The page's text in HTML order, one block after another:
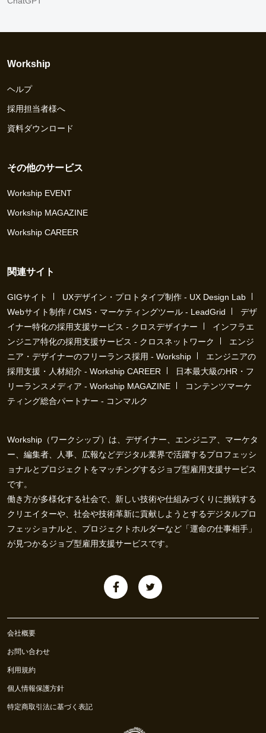
Workship
ヘルプ
採用担当者様へ
資料ダウンロード
その他のサービス
Workship EVENT
Workship MAGAZINE
Workship CAREER
関連サイト
GIGサイト
UXデザイン・プロトタイプ制作 - UX Design Lab
Webサイト制作 / CMS・マーケティングツール - LeadGrid
デザ
イナー特化の採用支援サービス - クロスデザイナー
インフラエ
ンジニア特化の採用支援サービス - クロスネットワーク
エンジ
ニア・デザイナーのフリーランス採用 - Workship
エンジニアの
採用支援・人材紹介 - Workship CAREER
日本最大級のHR・フ
リーランスメディア - Workship MAGAZINE
コンテンツマーケ
ティング総合パートナー - コンマルク
Workship（ワークシップ）は、デザイナー、エンジニア、マーケタ
ー、編集者、人事、広報などデジタル業界で活躍するプロフェッシ
ョナルとプロジェクトをマッチングするジョブ型雇用支援サービス
です。
働き方が多様化する社会で、新しい技術や仕組みづくりに挑戦する
クリエイターや、社会や技術革新に貢献しようとするデジタルプロ
フェッショナルと、プロジェクトホルダーなど「運命の仕事相手」
が見つかるジョブ型雇用支援サービスです。
会社概要
お問い合わせ
利用規約
個人情報保護方針
特定商取引法に基づく表記